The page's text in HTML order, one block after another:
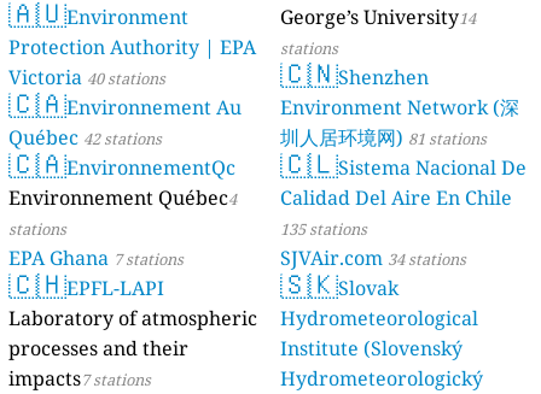
🇦🇺Environment
Protection Authority | EPA
Victoria 40 stations
🇨🇦Environnement Au
Québec 42 stations
🇨🇦EnvironnementQc
Environnement Québec4
stations
EPA Ghana 7 stations
🇨🇭EPFL-LAPI
Laboratory of atmospheric
processes and their
impacts7 stations
George’s University14
stations
🇨🇳Shenzhen
Environment Network (深
圳人居环境网) 81 stations
🇨🇱Sistema Nacional De
Calidad Del Aire En Chile
135 stations
SJVAir.com 34 stations
🇸🇰Slovak
Hydrometeorological
Institute (Slovenský
Hydrometeorologický